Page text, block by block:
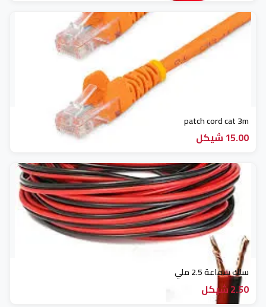
patch cord cat 3m
15.00 شيكل
سلك سماعة 2.5 ملي
2.50 شيكل